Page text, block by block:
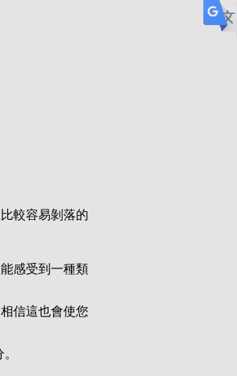
較容易剝落的
感受到一種類
信這也會使您